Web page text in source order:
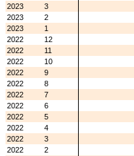
2023
3
2023
2
2023
1
2022
12
2022
11
2022
10
2022
9
2022
8
2022
7
2022
6
2022
5
2022
4
2022
3
2022
2